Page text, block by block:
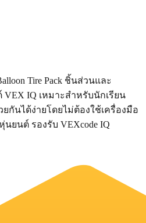
Tire Pack ชิ้นส่วนและ
IQ เหมาะสำหรับนักเรียน
กันได้ง่ายโดยไม่ต้องใช้เครื่องมือ
นยนต์ รองรับ VEXcode IQ